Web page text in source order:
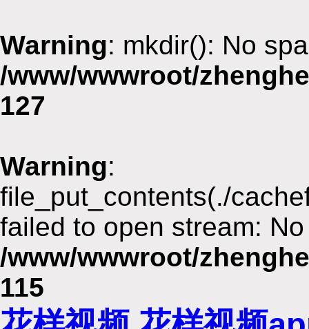
Warning: mkdir(): No
/www/wwwroot/
127
Warning:
file_put_contents(./
failed to open stream:
/www/wwwroot/
115